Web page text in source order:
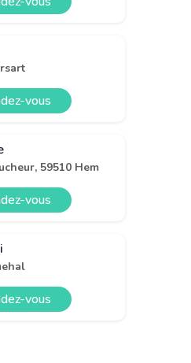
vous
59510 Hem
vous
vous